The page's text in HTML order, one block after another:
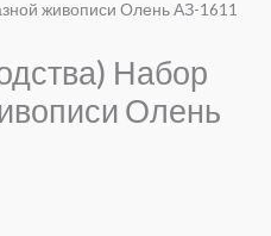
живописи Олень АЗ-1611
Набор
Олень